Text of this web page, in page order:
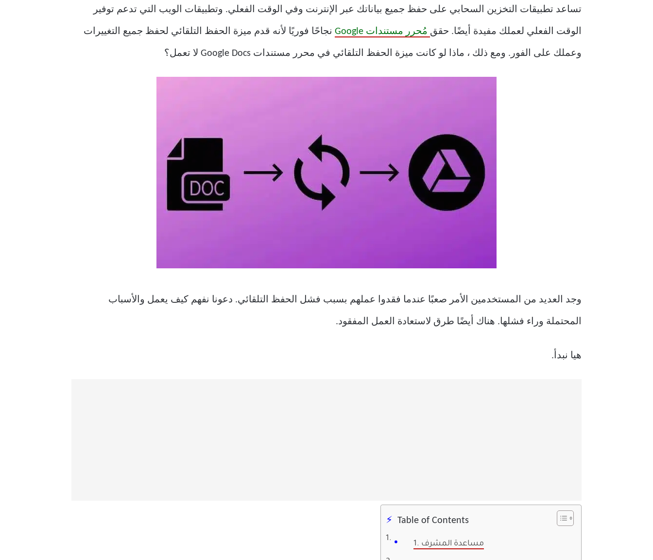
تساعد تطبيقات التخزين السحابي على حفظ جميع بياناتك عبر الإنترنت وفي الوقت الفعلي. وتطبيقات الويب التي تدعم توفير
الوقت الفعلي لعملك مفيدة أيضًا. حقق مُحرر مستندات Google نجاحًا فوريًا لأنه قدم ميزة الحفظ التلقائي لحفظ جميع التغييرات
وعملك على الفور. ومع ذلك ، ماذا لو كانت ميزة الحفظ التلقائي في محرر مستندات Google Docs لا تعمل؟
وجد العديد من المستخدمين الأمر صعبًا عندما فقدوا عملهم بسبب فشل الحفظ التلقائي. دعونا نفهم كيف يعمل والأسباب
المحتملة وراء فشلها. هناك أيضًا طرق لاستعادة العمل المفقود.
هيا نبدأ.
Table of Contents
1. مساعدة المشرف